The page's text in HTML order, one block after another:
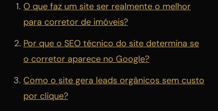
O que faz um site ser realmente o melhor
para corretor de imóveis?
Por que o SEO técnico do site determina se
o corretor aparece no Google?
Como o site gera leads orgânicos sem custo
por clique?